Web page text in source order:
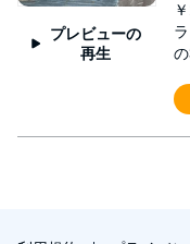
プレビューの
再生